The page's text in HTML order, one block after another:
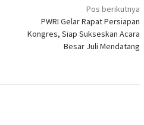
Pos berikutnya
PWRI Gelar Rapat Persiapan
Kongres, Siap Sukseskan Acara
Besar Juli Mendatang